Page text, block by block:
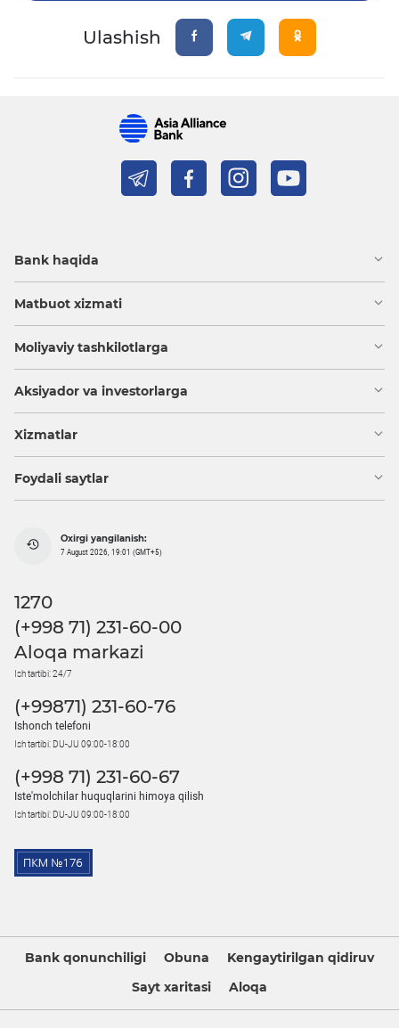
Ulashish
Bank haqida
Matbuot xizmati
Moliyaviy tashkilotlarga
Aksiyador va investorlarga
Xizmatlar
Foydali saytlar
Oxirgi yangilanish:
7 August 2026, 19:01 (GMT+5)
1270
(+998 71) 231-60-00
Aloqa markazi
Ish tartibi: 24/7
(+99871) 231-60-76
Ishonch telefoni
Ish tartibi: DU-JU 09:00-18:00
(+998 71) 231-60-67
Iste'molchilar huquqlarini himoya qilish
Ish tartibi: DU-JU 09:00-18:00
Bank qonunchiligi Obuna
Kengaytirilgan qidiruv
Sayt xaritasi
Aloqa